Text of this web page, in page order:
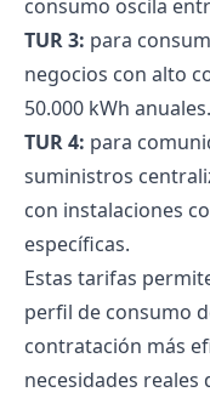
consumo oscila
TUR 3: para
negocios con alto
50.000 kWh anuales.
TUR 4: para
suministros
con instalaciones
específicas.
Estas tarifas
perfil de consumo
contratación más
necesidades reales